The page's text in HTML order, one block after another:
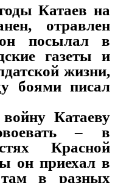
Катаев на
отравлен
посылал в
газеты и
жизни,
боями писал
Катаеву
– в
Красной
он приехал в
в разных